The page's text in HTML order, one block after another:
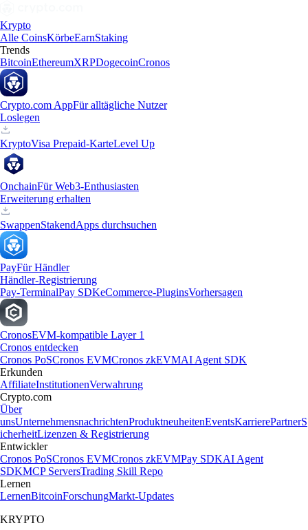
Krypto
Alle CoinsKörbeEarnStaking
Trends
BitcoinEthereumXRPDogecoinCronos
Crypto.com AppFür alltägliche Nutzer
Loslegen
KryptoVisa Prepaid-KarteLevel Up
OnchainFür Web3-Enthusiasten
Erweiterung erhalten
SwappenStakendApps durchsuchen
PayFür Händler
Händler-Registrierung
Pay-TerminalPay SDKeCommerce-PluginsVorhersagen
CronosEVM-kompatible Layer 1
Cronos entdecken
Cronos PoSCronos EVMCronos zkEVMAI Agent SDK
Erkunden
AffiliateInstitutionenVerwahrung
Crypto.com
Über
unsUnternehmensnachrichtenProduktneuheitenEventsKarrierePartnerS
icherheitLizenzen & Registrierung
Entwickler
Cronos PoSCronos EVMCronos zkEVMPay SDKAI Agent
SDKMCP ServersTrading Skill Repo
Lernen
LernenBitcoinForschungMarkt-Updates
KRYPTO